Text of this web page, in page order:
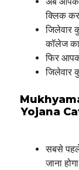
क्लिक
जिलेवार
कॉलेज का
फिर
जिलेवार
Yojana
सबसे
जाना